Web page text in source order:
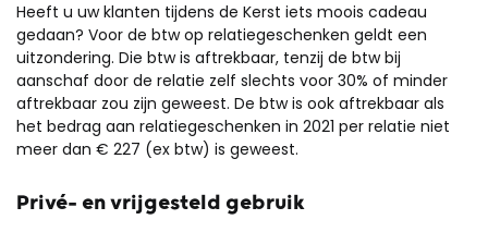
Heeft u uw klanten tijdens de Kerst iets moois cadeau
gedaan? Voor de btw op relatiegeschenken geldt een
uitzondering. Die btw is aftrekbaar, tenzij de btw bij
aanschaf door de relatie zelf slechts voor 30% of minder
aftrekbaar zou zijn geweest. De btw is ook aftrekbaar als
het bedrag aan relatiegeschenken in 2021 per relatie niet
meer dan € 227 (ex btw) is geweest.
Privé- en vrijgesteld gebruik